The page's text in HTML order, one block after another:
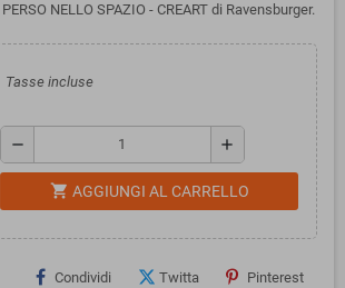
NELLO SPAZIO - CREART di Ravensburger.
Tasse incluse
remove add
shopping_cart AGGIUNGI AL CARRELLO
Condividi Twitta Pinterest